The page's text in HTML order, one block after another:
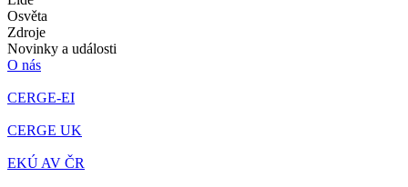
Osvěta
Zdroje
Novinky a události
O nás
CERGE-EI
CERGE UK
EKÚ AV ČR